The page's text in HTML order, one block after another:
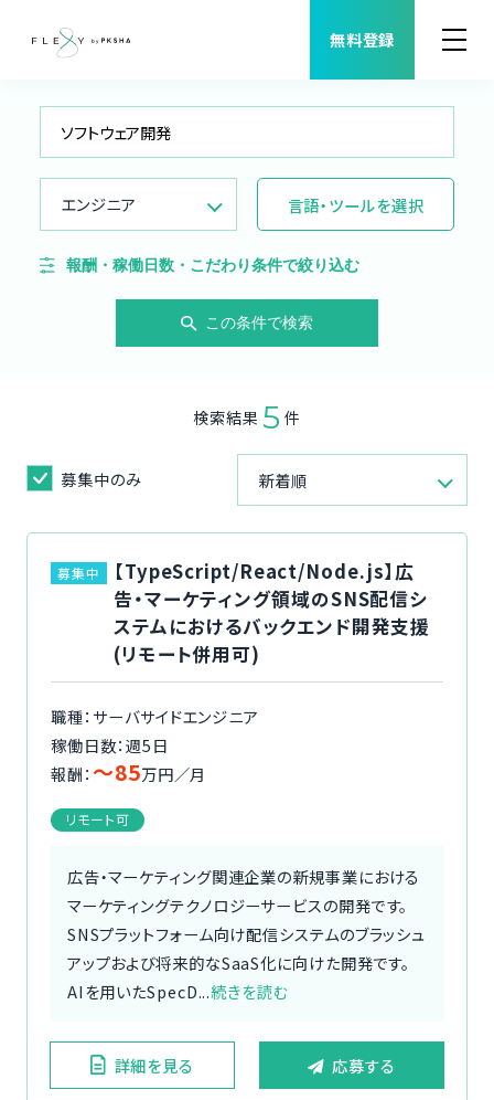
無料登録
案件検索
職種から案件を探す
FLEXYについて
コーディネーター紹介
イベント/マガジン
法人の方
今すぐ無料で登録
エンジニア 言語・ツールを選択
報酬・稼働日数・こだわり条件で絞り込む
この条件で検索
検索結果 5 件
募集中のみ 新着順
募集中
【TypeScript/React/Node.js】広
告・マーケティング領域のSNS配信シ
ステムにおけるバックエンド開発支援
(リモート併用可)
職種：サーバサイドエンジニア
稼働日数：週5日
報酬： 〜85万円／月
リモート可
広告・マーケティング関連企業の新規事業における
マーケティングテクノロジーサービスの開発です。
SNSプラットフォーム向け配信システムのブラッシュ
アップおよび将来的なSaaS化に向けた開発です。
AIを用いたSpecD...続きを読む
詳細を見る 応募する